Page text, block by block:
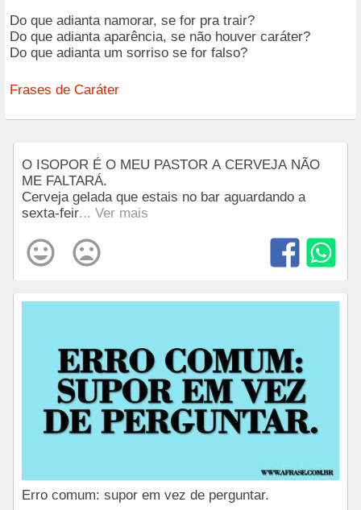
Do que adianta namorar, se for pra trair?
Do que adianta aparência, se não houver caráter?
Do que adianta um sorriso se for falso?
Frases de Caráter
O ISOPOR É O MEU PASTOR A CERVEJA NÃO
ME FALTARÁ.
Cerveja gelada que estais no bar aguardando a
sexta-feir... Ver mais
Erro comum: supor em vez de perguntar.